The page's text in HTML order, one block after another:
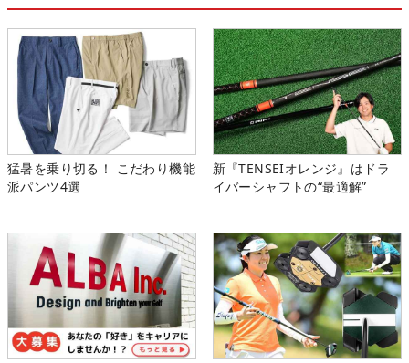
猛暑を乗り切る！ こだわり機能
派パンツ4選
新『TENSEIオレンジ』はドラ
イバーシャフトの“最適解”